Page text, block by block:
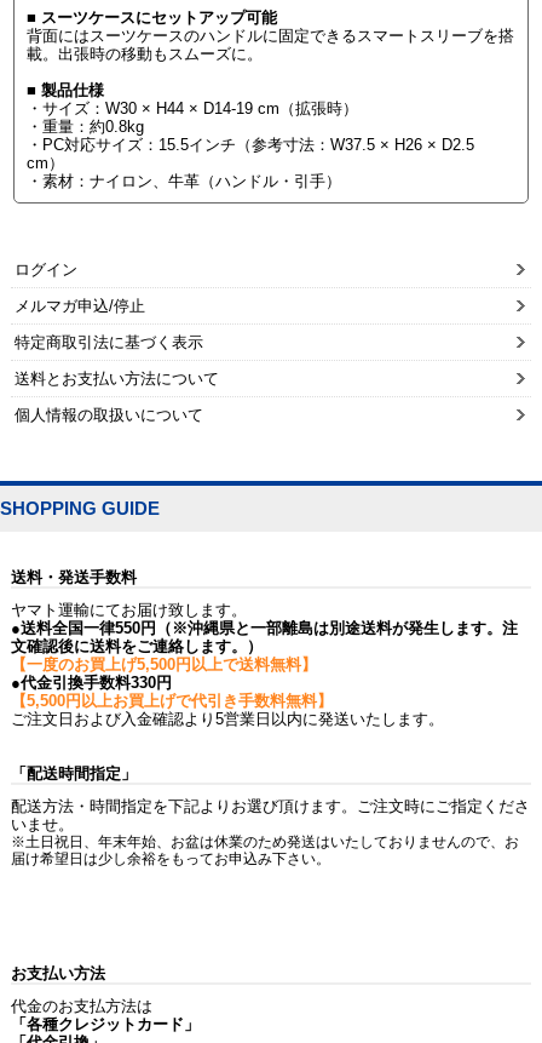
■ スーツケースにセットアップ可能
背面にはスーツケースのハンドルに固定できるスマートスリーブを搭
載。出張時の移動もスムーズに。
■ 製品仕様
・サイズ：W30 × H44 × D14-19 cm（拡張時）
・重量：約0.8kg
・PC対応サイズ：15.5インチ（参考寸法：W37.5 × H26 × D2.5
cm）
・素材：ナイロン、牛革（ハンドル・引手）
ログイン
メルマガ申込/停止
特定商取引法に基づく表示
送料とお支払い方法について
個人情報の取扱いについて
SHOPPING GUIDE
送料・発送手数料
ヤマト運輸にてお届け致します。
●送料全国一律550円（※沖縄県と一部離島は別途送料が発生します。注
文確認後に送料をご連絡します。）
【一度のお買上げ5,500円以上で送料無料】
●代金引換手数料330円
【5,500円以上お買上げで代引き手数料無料】
ご注文日および入金確認より5営業日以内に発送いたします。
「配送時間指定」
配送方法・時間指定を下記よりお選び頂けます。ご注文時にご指定くださ
いませ。
※土日祝日、年末年始、お盆は休業のため発送はいたしておりませんので、お
届け希望日は少し余裕をもってお申込み下さい。
お支払い方法
代金のお支払方法は
「各種クレジットカード」